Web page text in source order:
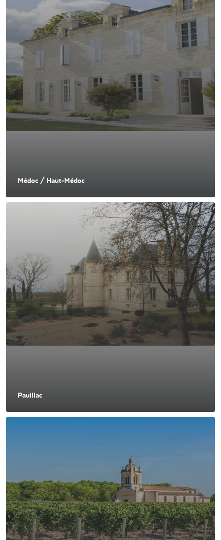
Médoc / Haut-Médoc
Pauillac